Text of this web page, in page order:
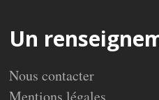
Un
Nous contacter